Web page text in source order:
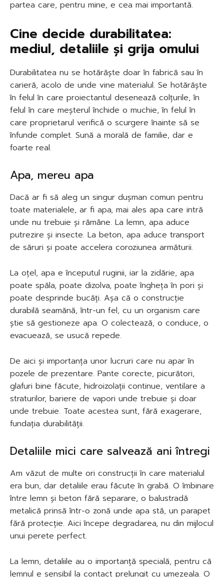
partea care, pentru mine, e cea mai importantă.
Cine decide durabilitatea:
mediul, detaliile și grija omului
Durabilitatea nu se hotărăște doar în fabrică sau în
carieră, acolo de unde vine materialul. Se hotărăște
în felul în care proiectantul desenează colțurile, în
felul în care meșterul închide o muchie, în felul în
care proprietarul verifică o scurgere înainte să se
înfunde complet. Sună a morală de familie, dar e
foarte real.
Apa, mereu apa
Dacă ar fi să aleg un singur dușman comun pentru
toate materialele, ar fi apa, mai ales apa care intră
unde nu trebuie și rămâne. La lemn, apa aduce
putrezire și insecte. La beton, apa aduce transport
de săruri și poate accelera coroziunea armăturii.
La oțel, apa e începutul ruginii, iar la zidărie, apa
poate spăla, poate dizolva, poate îngheța în pori și
poate desprinde bucăți. Așa că o construcție
durabilă seamănă, într-un fel, cu un organism care
știe să gestioneze apa. O colectează, o conduce, o
evacuează, se usucă repede.
De aici și importanța unor lucruri care nu apar în
pozele de prezentare. Pante corecte, picurători,
glafuri bine făcute, hidroizolații continue, ventilare a
straturilor, bariere de vapori unde trebuie și doar
unde trebuie. Toate acestea sunt, fără exagerare,
fundația durabilității.
Detaliile mici care salvează ani întregi
Am văzut de multe ori construcții în care materialul
era bun, dar detaliile erau făcute în grabă. O îmbinare
între lemn și beton fără separare, o balustradă
metalică prinsă într-o zonă unde apa stă, un parapet
fără protecție. Aici începe degradarea, nu din mijlocul
unui perete perfect.
La lemn, detaliile au o importanță specială, pentru că
lemnul e sensibil la contact prelungit cu umezeala. O